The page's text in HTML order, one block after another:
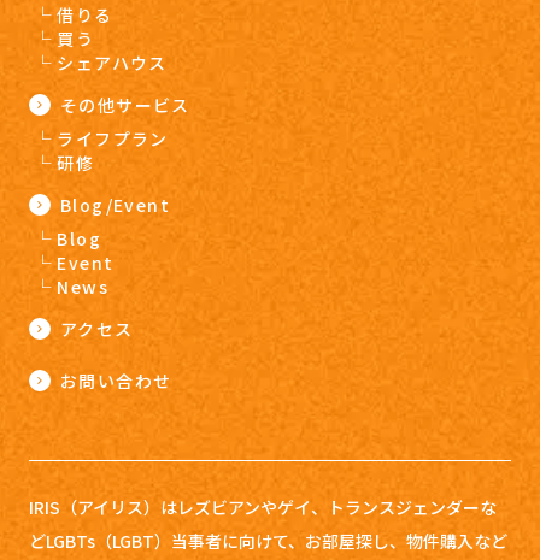
借りる
買う
シェアハウス
その他サービス
ライフプラン
研修
Blog/Event
Blog
Event
News
アクセス
お問い合わせ
IRIS（アイリス）はレズビアンやゲイ、トランスジェンダーな
どLGBTs（LGBT）当事者に向けて、お部屋探し、 物件購入など